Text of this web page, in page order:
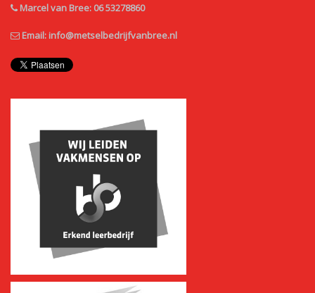
Marcel van Bree: 06 53278860
Email: info@metselbedrijfvanbree.nl